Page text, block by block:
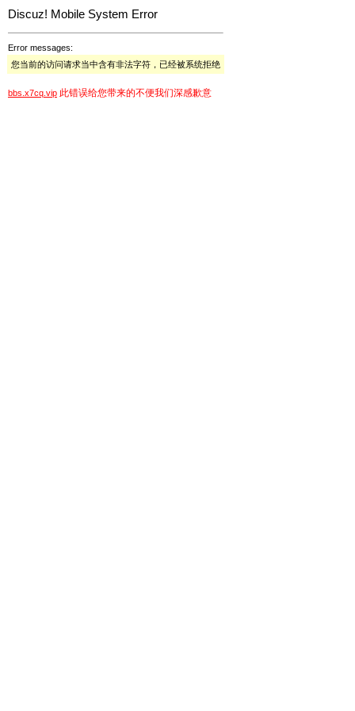
Discuz! Mobile System Error
Error messages:
您当前的访问请求当中含有非法字符，已经被系统拒绝
bbs.x7cq.vip 此错误给您带来的不便我们深感歉意